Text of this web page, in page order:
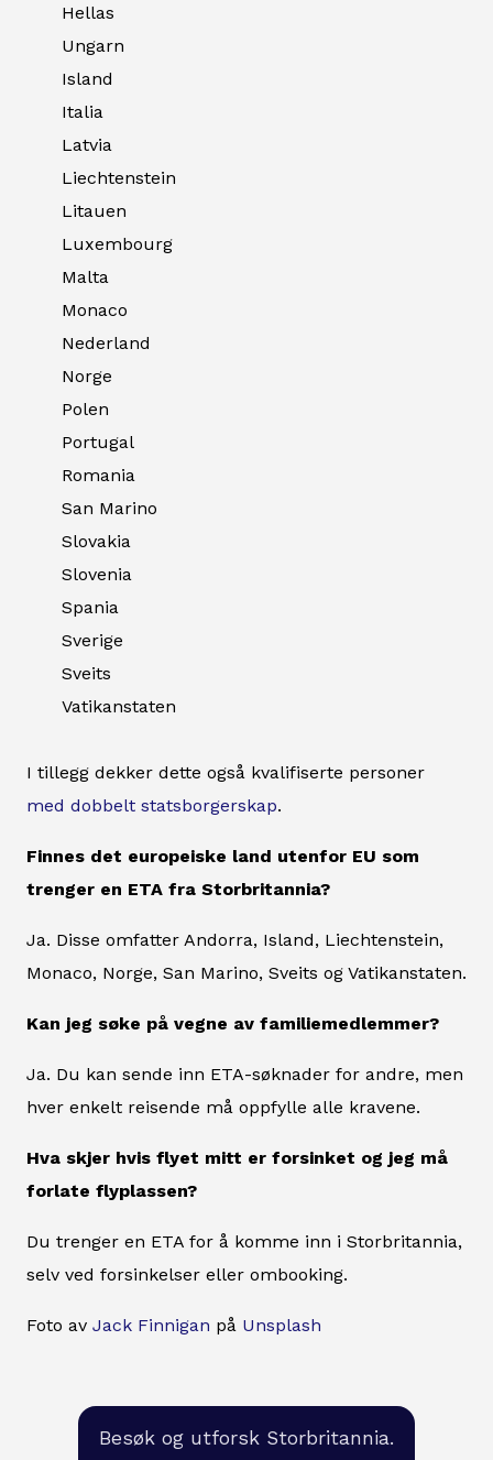
Hellas
Ungarn
Island
Italia
Latvia
Liechtenstein
Litauen
Luxembourg
Malta
Monaco
Nederland
Norge
Polen
Portugal
Romania
San Marino
Slovakia
Slovenia
Spania
Sverige
Sveits
Vatikanstaten
I tillegg dekker dette også kvalifiserte personer
med dobbelt statsborgerskap.
Finnes det europeiske land utenfor EU som
trenger en ETA fra Storbritannia?
Ja. Disse omfatter Andorra, Island, Liechtenstein,
Monaco, Norge, San Marino, Sveits og Vatikanstaten.
Kan jeg søke på vegne av familiemedlemmer?
Ja. Du kan sende inn ETA-søknader for andre, men
hver enkelt reisende må oppfylle alle kravene.
Hva skjer hvis flyet mitt er forsinket og jeg må
forlate flyplassen?
Du trenger en ETA for å komme inn i Storbritannia,
selv ved forsinkelser eller ombooking.
Foto av Jack Finnigan på Unsplash
Besøk og utforsk Storbritannia.